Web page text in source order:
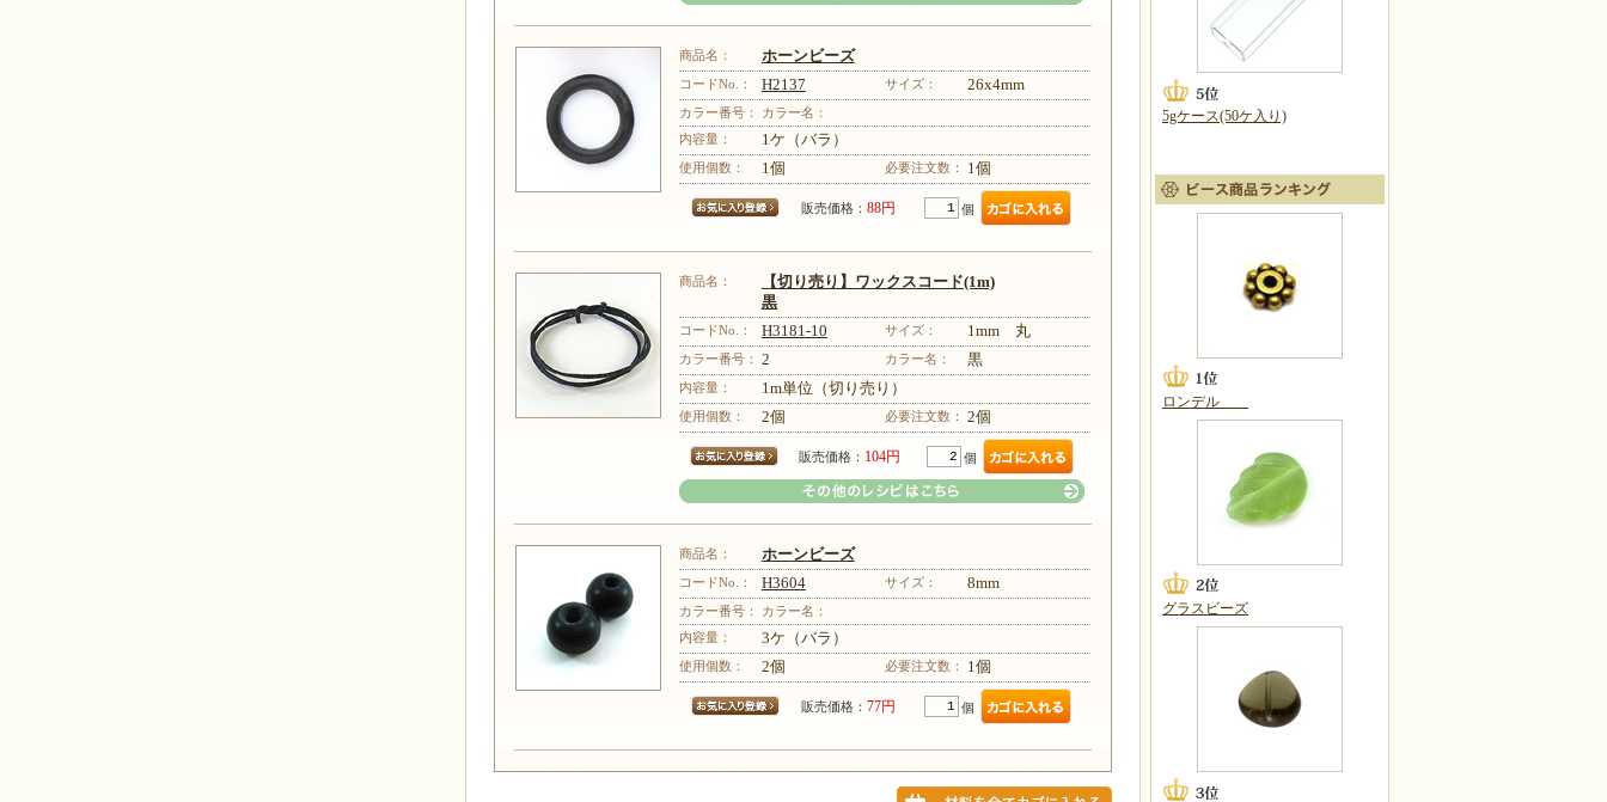
その他のレシピはこちら
商品名： ホーンビーズ
コードNo.： H2137 サイズ： 26x4mm
カラー番号：
カラー名：
内容量：
1ケ（バラ）
使用個数： 1個 必要注文数： 1個
販売価格： 88円 個
商品名：
【切り売り】ワックスコード(1m)
黒
コードNo.： H3181-10 サイズ： 1mm 丸
カラー番号： 2 カラー名： 黒
内容量： 1m単位（切り売り）
使用個数： 2個 必要注文数： 2個
販売価格： 104円 個
その他のレシピはこちら
商品名： ホーンビーズ
コードNo.： H3604 サイズ： 8mm
カラー番号：
カラー名：
内容量：
3ケ（バラ）
使用個数： 2個 必要注文数： 1個
販売価格： 77円 個
5gケース(50ケ入り)
ロンデル
グラスビーズ